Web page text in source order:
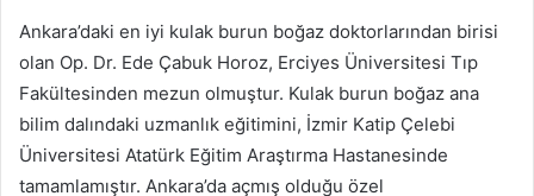
Ankara’daki en iyi kulak burun boğaz doktorlarından birisi
olan Op. Dr. Ede Çabuk Horoz, Erciyes Üniversitesi Tıp
Fakültesinden mezun olmuştur. Kulak burun boğaz ana
bilim dalındaki uzmanlık eğitimini, İzmir Katip Çelebi
Üniversitesi Atatürk Eğitim Araştırma Hastanesinde
tamamlamıştır. Ankara’da açmış olduğu özel